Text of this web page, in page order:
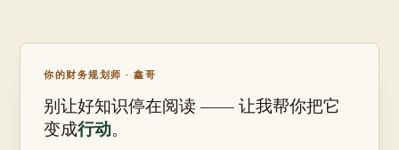
你的财务规划师 · 鑫哥
别让好知识停在阅读 —— 让我帮你把它
变成行动。